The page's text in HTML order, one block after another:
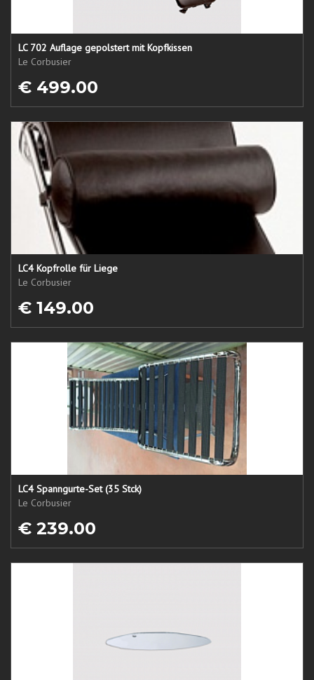
LC 702 Auflage gepolstert mit Kopfkissen
Le Corbusier
€ 499.00
LC4 Kopfrolle für Liege
Le Corbusier
€ 149.00
LC4 Spanngurte-Set (35 Stck)
Le Corbusier
€ 239.00